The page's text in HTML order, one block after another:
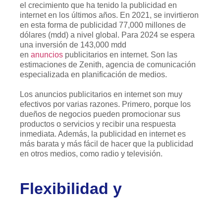
el crecimiento que ha tenido la publicidad en
internet en los últimos años. En 2021, se invirtieron
en esta forma de publicidad 77,000 millones de
dólares (mdd) a nivel global. Para 2024 se espera
una inversión de 143,000 mdd
en anuncios publicitarios en internet. Son las
estimaciones de Zenith, agencia de comunicación
especializada en planificación de medios.
Los anuncios publicitarios en internet son muy
efectivos por varias razones. Primero, porque los
dueños de negocios pueden promocionar sus
productos o servicios y recibir una respuesta
inmediata. Además, la publicidad en internet es
más barata y más fácil de hacer que la publicidad
en otros medios, como radio y televisión.
Flexibilidad y